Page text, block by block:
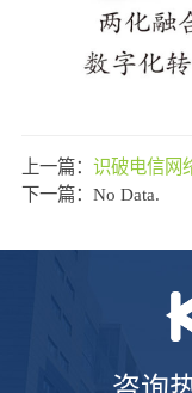
上一篇： 识破电信网
下一篇：No Data.